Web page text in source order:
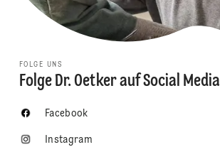
FOLGE UNS
Folge Dr. Oetker auf Social Media
Facebook
Instagram